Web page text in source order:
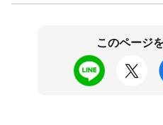
このページ